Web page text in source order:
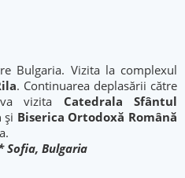
Bulgaria. Vizita la complexul
. Continuarea deplasării către
vizita Catedrala Sfântul
și Biserica Ortodoxă Română
Sofia, Bulgaria